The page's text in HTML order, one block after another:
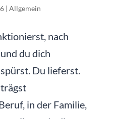
| Allgemein
nach
du dich
Du lieferst.
in der Familie,